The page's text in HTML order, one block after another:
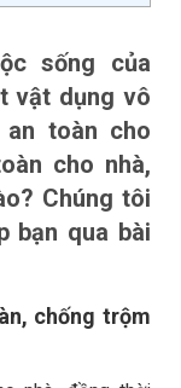
sống của
vật dụng vô
toàn cho
cho nhà,
Chúng tôi
bạn qua bài
chống trộm